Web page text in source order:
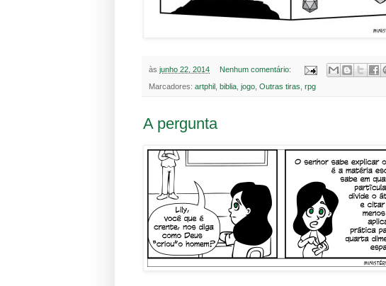
às junho 22, 2014 Nenhum comentário:
Marcadores: artphil , biblia, jogo, Outras tiras, rpg
A pergunta